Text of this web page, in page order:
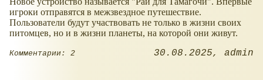
игроки отправятся в межзвездное путешествие.
Пользователи будут участвовать не только в жизни своих
питомцев, но и в жизни планеты, на которой они живут.
Комментарии: 2 30.08.2025 admin